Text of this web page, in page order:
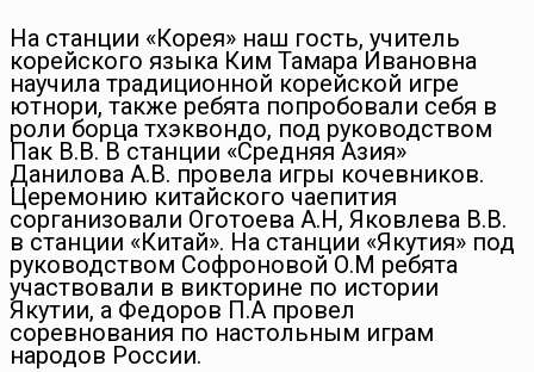
На станции «Корея» наш гость, учитель
корейского языка Ким Тамара Ивановна
научила традиционной корейской игре
ютнори, также ребята попробовали себя в
роли борца тхэквондо, под руководством
Пак В.В. В станции «Средняя Азия»
Данилова А.В. провела игры кочевников.
Церемонию китайского чаепития
сорганизовали Оготоева А.Н, Яковлева В.В.
в станции «Китай». На станции «Якутия» под
руководством Софроновой О.М ребята
участвовали в викторине по истории
Якутии, а Федоров П.А провел
соревнования по настольным играм
народов России.